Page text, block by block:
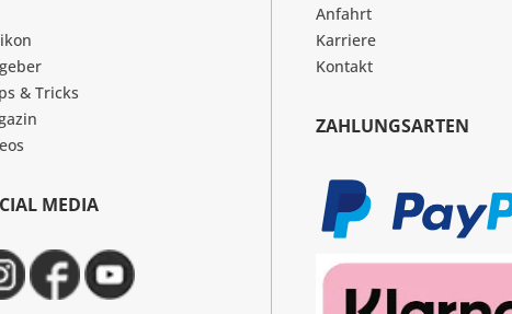
& Tricks
MEDIA
Anfahrt
Karriere
Kontakt
ZAHLUNGSARTEN